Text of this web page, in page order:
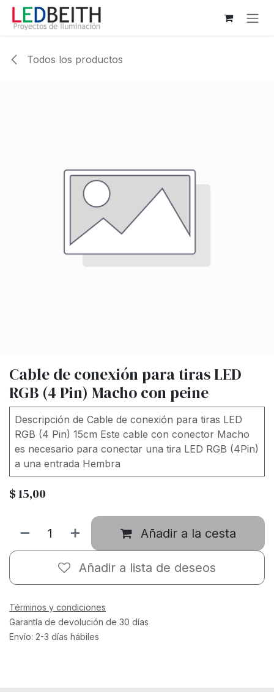
Ir al contenido
Todos los productos
Cable de conexión para tiras LED
RGB (4 Pin) Macho con peine
Descripción de Cable de conexión para tiras LED
RGB (4 Pin) 15cm Este cable con conector Macho
es necesario para conectar una tira LED RGB (4Pin)
a una entrada Hembra
$15,00
Añadir a la cesta
Añadir a lista de deseos
Términos y condiciones
Garantía de devolución de 30 días
Envío: 2-3 días hábiles